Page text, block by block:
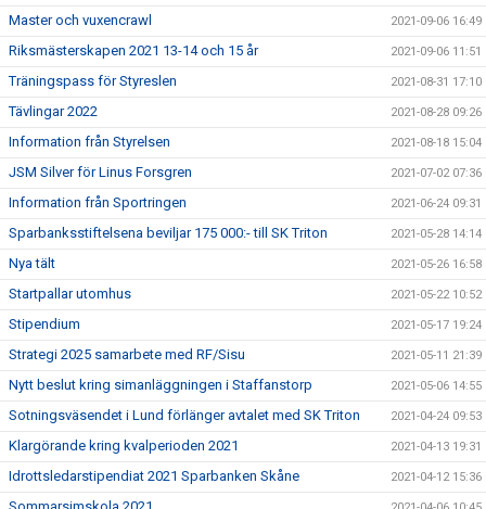
Master och vuxencrawl 2021-09-06 16:49
Riksmästerskapen 2021 13-14 och 15 år 2021-09-06 11:51
Träningspass för Styreslen 2021-08-31 17:10
Tävlingar 2022 2021-08-28 09:26
Information från Styrelsen 2021-08-18 15:04
JSM Silver för Linus Forsgren 2021-07-02 07:36
Information från Sportringen 2021-06-24 09:31
Sparbanksstiftelsena beviljar 175 000:- till SK Triton 2021-05-28 14:14
Nya tält 2021-05-26 16:58
Startpallar utomhus 2021-05-22 10:52
Stipendium 2021-05-17 19:24
Strategi 2025 samarbete med RF/Sisu 2021-05-11 21:39
Nytt beslut kring simanläggningen i Staffanstorp 2021-05-06 14:55
Sotningsväsendet i Lund förlänger avtalet med SK Triton 2021-04-24 09:53
Klargörande kring kvalperioden 2021 2021-04-13 19:31
Idrottsledarstipendiat 2021 Sparbanken Skåne 2021-04-12 15:36